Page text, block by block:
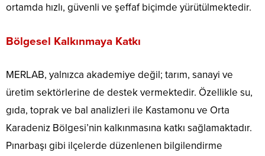
ortamda hızlı, güvenli ve şeffaf biçimde yürütülmektedir.
Bölgesel Kalkınmaya Katkı
MERLAB, yalnızca akademiye değil; tarım, sanayi ve
üretim sektörlerine de destek vermektedir. Özellikle su,
gıda, toprak ve bal analizleri ile Kastamonu ve Orta
Karadeniz Bölgesi’nin kalkınmasına katkı sağlamaktadır.
Pınarbaşı gibi ilçelerde düzenlenen bilgilendirme